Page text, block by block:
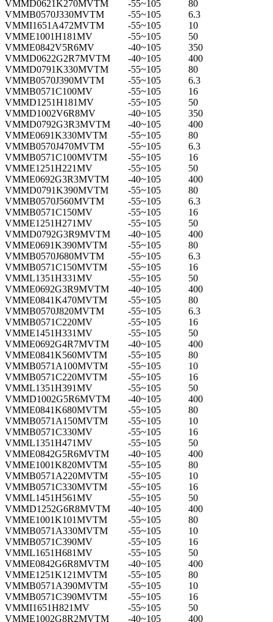
VMMD0621K270MVTM
-55~105
80
VMMB0570J330MVTM
-55~105
6.3
VMMI1651A472MVTM
-55~105
10
VMME1001H181MV
-55~105
50
VMME0842V5R6MV
-40~105
350
VMMD0622G2R7MVTM
-40~105
400
VMMD0791K330MVTM
-55~105
80
VMMB0570J390MVTM
-55~105
6.3
VMMB0571C100MV
-55~105
16
VMMD1251H181MV
-55~105
50
VMMD1002V6R8MV
-40~105
350
VMMD0792G3R3MVTM
-40~105
400
VMME0691K330MVTM
-55~105
80
VMMB0570J470MVTM
-55~105
6.3
VMMB0571C100MVTM
-55~105
16
VMME1251H221MV
-55~105
50
VMME0692G3R3MVTM
-40~105
400
VMMD0791K390MVTM
-55~105
80
VMMB0570J560MVTM
-55~105
6.3
VMMB0571C150MV
-55~105
16
VMME1251H271MV
-55~105
50
VMMD0792G3R9MVTM
-40~105
400
VMME0691K390MVTM
-55~105
80
VMMB0570J680MVTM
-55~105
6.3
VMMB0571C150MVTM
-55~105
16
VMML1351H331MV
-55~105
50
VMME0692G3R9MVTM
-40~105
400
VMME0841K470MVTM
-55~105
80
VMMB0570J820MVTM
-55~105
6.3
VMMB0571C220MV
-55~105
16
VMME1451H331MV
-55~105
50
VMME0692G4R7MVTM
-40~105
400
VMME0841K560MVTM
-55~105
80
VMMB0571A100MVTM
-55~105
10
VMMB0571C220MVTM
-55~105
16
VMML1351H391MV
-55~105
50
VMMD1002G5R6MVTM
-40~105
400
VMME0841K680MVTM
-55~105
80
VMMB0571A150MVTM
-55~105
10
VMMB0571C330MV
-55~105
16
VMML1351H471MV
-55~105
50
VMME0842G5R6MVTM
-40~105
400
VMME1001K820MVTM
-55~105
80
VMMB0571A220MVTM
-55~105
10
VMMB0571C330MVTM
-55~105
16
VMML1451H561MV
-55~105
50
VMMD1252G6R8MVTM
-40~105
400
VMME1001K101MVTM
-55~105
80
VMMB0571A330MVTM
-55~105
10
VMMB0571C390MV
-55~105
16
VMML1651H681MV
-55~105
50
VMME0842G6R8MVTM
-40~105
400
VMME1251K121MVTM
-55~105
80
VMMB0571A390MVTM
-55~105
10
VMMB0571C390MVTM
-55~105
16
VMMI1651H821MV
-55~105
50
VMME1002G8R2MVTM
-40~105
400